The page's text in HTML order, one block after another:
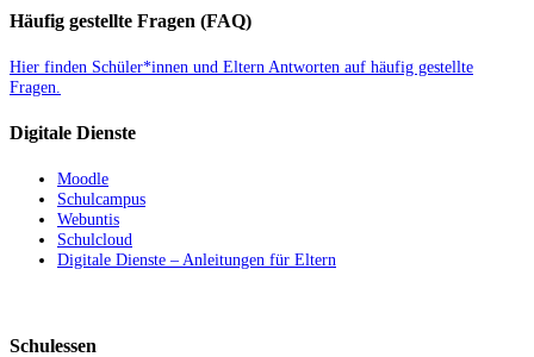
Häufig gestellte Fragen (FAQ)
Hier finden Schüler*innen und Eltern Antworten auf häufig gestellte
Fragen.
Digitale Dienste
Moodle
Schulcampus
Webuntis
Schulcloud
Digitale Dienste – Anleitungen für Eltern
Schulessen